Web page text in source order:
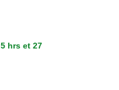
5 hrs et 27